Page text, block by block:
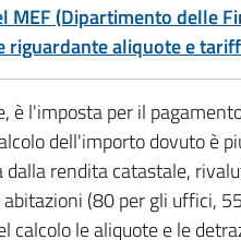
MEF (Dipartimento delle
riguardante aliquote e
è l'imposta per il
dell'importo dovuto è
rendita catastale,
abitazioni (80 per gli uffici,
calcolo le aliquote e le